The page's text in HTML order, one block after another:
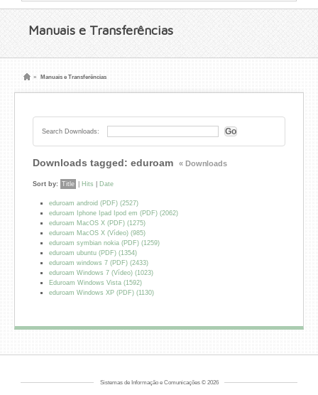
Manuais e Transferências
» Manuais e Transferências
Search Downloads:
Downloads tagged: eduroam « Downloads
Sort by: Title Hits Date
eduroam android (PDF) (2527)
eduroam Iphone Ipad Ipod em (PDF) (2062)
eduroam MacOS X (PDF) (1275)
eduroam MacOS X (Vídeo) (985)
eduroam symbian nokia (PDF) (1259)
eduroam ubuntu (PDF) (1354)
eduroam windows 7 (PDF) (2433)
eduroam Windows 7 (Vídeo) (1023)
Eduroam Windows Vista (1592)
eduroam Windows XP (PDF) (1130)
Sistemas de Informação e Comunicações © 2026